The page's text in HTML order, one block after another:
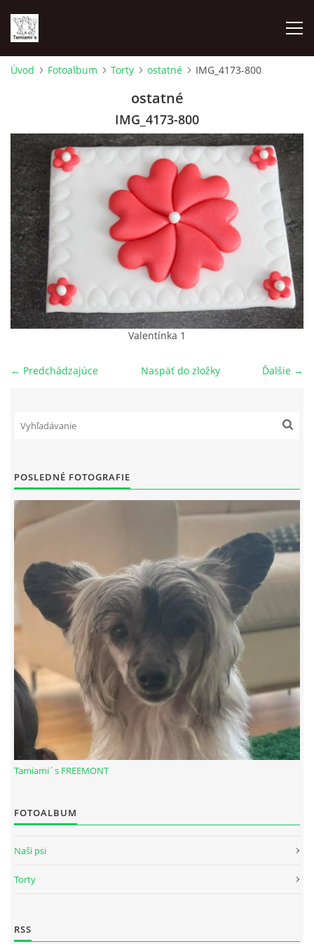
VRHY
NAŠI ŠAMPIÓNI
VÝSTAVY
FOTOALBUM
Z TEÓRIE
KONTAKT
© 2026 eStránky.sk|RSS
Úvod Fotoalbum Torty ostatné IMG_4173-800
ostatné
IMG_4173-800
Valentínka 1
← Predchádzajúce Ďalšie →
Naspäť do zložky
POSLEDNÉ FOTOGRAFIE
Tamiami´s FREEMONT
FOTOALBUM
Naši psi
Torty
RSS